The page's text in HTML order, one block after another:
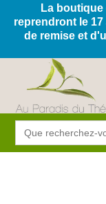
La
reprendront le
de remise et
Search
for: